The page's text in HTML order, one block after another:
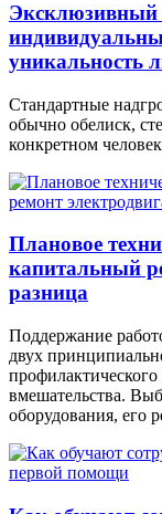
уникальность
Стандартные
обычно обелиск,
конкретном
Плановое
капитальный
разница
Поддержание
двух
профилактического
вмешательства.
оборудования, его